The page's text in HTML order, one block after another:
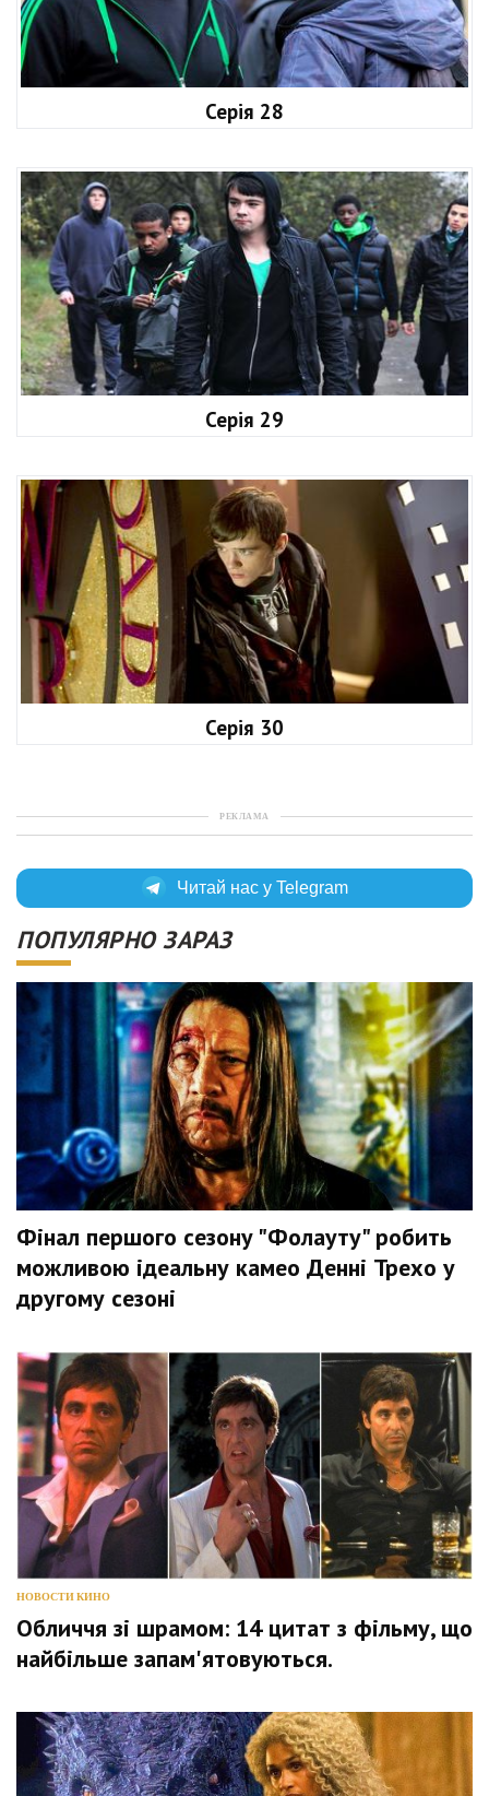
Серія 28
Серія 29
Серія 30
РЕКЛАМА
Читай нас у Telegram
ПОПУЛЯРНО ЗАРАЗ
Фінал першого сезону "Фолауту" робить
можливою ідеальну камео Денні Трехо у
другому сезоні
НОВОСТИ КИНО
Обличчя зі шрамом: 14 цитат з фільму, що
найбільше запам'ятовуються.